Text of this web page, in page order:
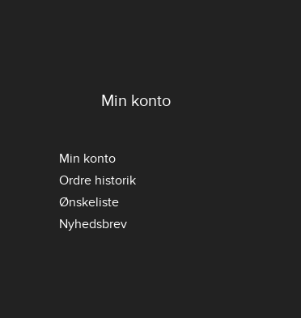
Min konto
Min konto
Ordre historik
Ønskeliste
Nyhedsbrev